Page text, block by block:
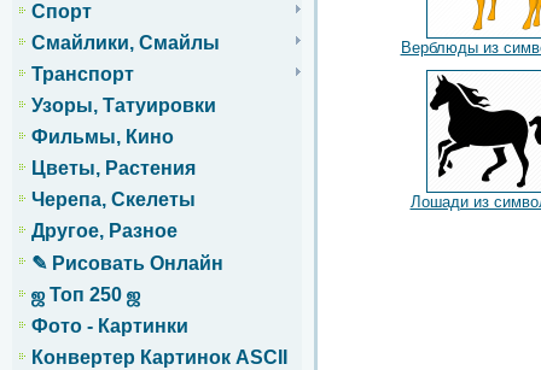
Спорт
Смайлики, Смайлы
Транспорт
Узоры, Татуировки
Фильмы, Кино
Цветы, Растения
Черепа, Скелеты
Другое, Разное
✎ Рисовать Онлайн
ஜ Топ 250 ஜ
Фото - Картинки
Конвертер Картинок ASCII
Верблюды из
Лошади из